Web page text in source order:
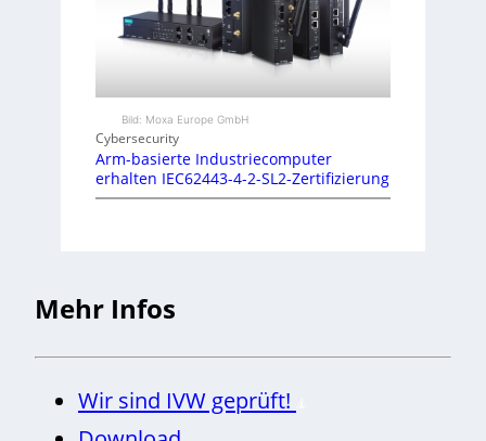
Bild: Moxa Europe GmbH
Cybersecurity
Arm-basierte Industriecomputer
erhalten IEC62443-4-2-SL2-Zertifizierung
Mehr Infos
Wir sind IVW geprüft!